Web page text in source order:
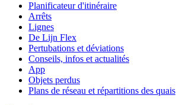
Planificateur d'itinéraire
Arrêts
Lignes
De Lijn Flex
Pertubations et déviations
Conseils, infos et actualités
App
Objets perdus
Plans de réseau et répartitions des quais